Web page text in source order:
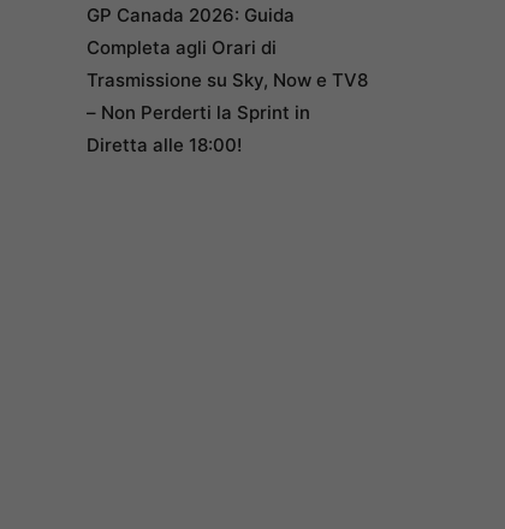
GP Canada 2026: Guida
Completa agli Orari di
Trasmissione su Sky, Now e TV8
– Non Perderti la Sprint in
Diretta alle 18:00!